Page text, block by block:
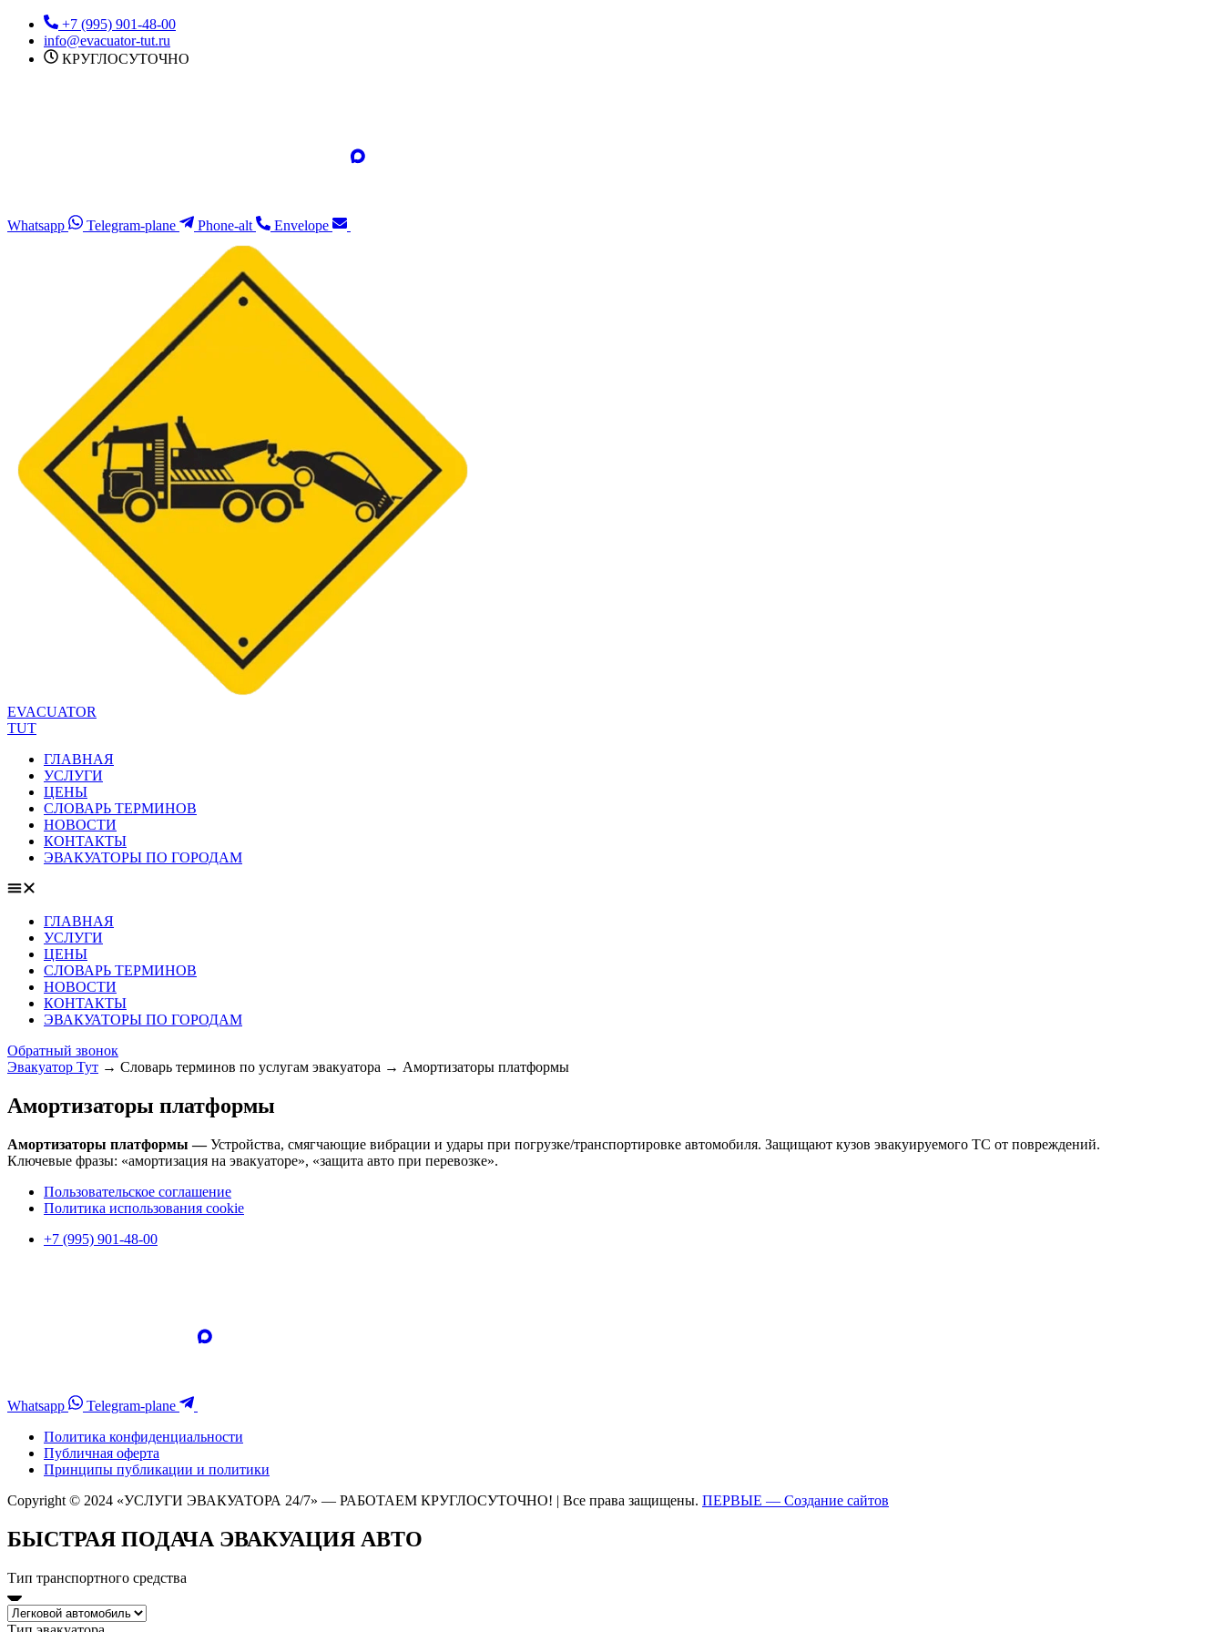
Перейти
содержимому
+7 (995) 901-48-00
info@evacuator-tut.ru
КРУГЛОСУТОЧНО
Whatsapp Telegram-plane Phone-alt Envelope
EVACUATOR
TUT
ГЛАВНАЯ
УСЛУГИ
ЦЕНЫ
СЛОВАРЬ ТЕРМИНОВ
НОВОСТИ
КОНТАКТЫ
ЭВАКУАТОРЫ ПО ГОРОДАМ
ГЛАВНАЯ
УСЛУГИ
ЦЕНЫ
СЛОВАРЬ ТЕРМИНОВ
НОВОСТИ
КОНТАКТЫ
ЭВАКУАТОРЫ ПО ГОРОДАМ
Обратный звонок
Эвакуатор Тут → Словарь терминов по услугам эвакуатора → Амортизаторы платформы
Амортизаторы платформы
Амортизаторы платформы —Устройства, смягчающие вибрации и удары при погрузке/транспортировке автомобиля. Защищают кузов эвакуируемого ТС от повреждений.
Ключевые фразы: «амортизация на эвакуаторе», «защита авто при перевозке».
Пользовательское соглашение
Политика использования cookie
+7 (995) 901-48-00
Whatsapp
Telegram-plane
Политика конфиденциальности
Публичная оферта
Принципы публикации и политики
Copyright © 2024 «УСЛУГИ ЭВАКУАТОРА 24/7» — РАБОТАЕМ КРУГЛОСУТОЧНО! | Все права защищены. ПЕРВЫЕ — Создание сайтов
БЫСТРАЯ ПОДАЧА ЭВАКУАЦИЯ АВТО
Тип транспортного средства